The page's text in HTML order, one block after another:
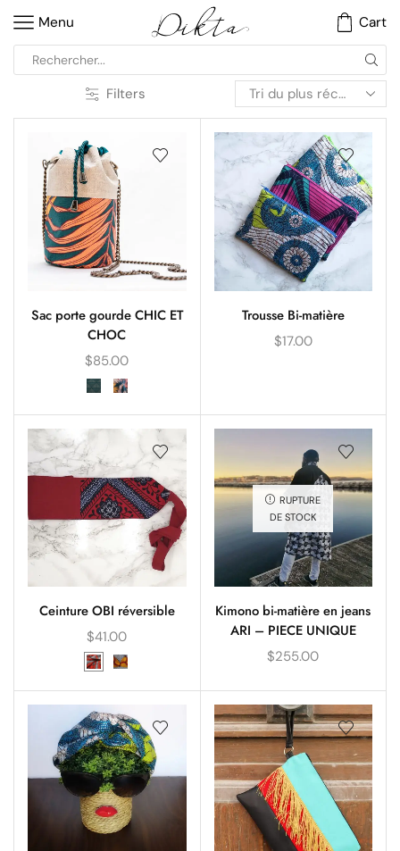
Menu Cart
Filters
Sac porte gourde CHIC ET
CHOC
$85.00
Trousse Bi-matière
$17.00
Ceinture OBI réversible
$41.00
RUPTURE
DE STOCK
Kimono bi-matière en jeans
ARI – PIECE UNIQUE
$255.00